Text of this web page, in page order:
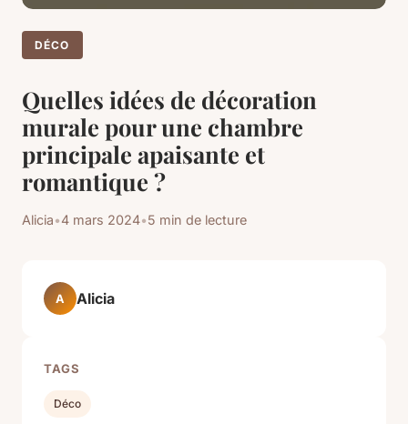
DÉCO
Quelles idées de décoration
murale pour une chambre
principale apaisante et
romantique ?
Alicia•4 mars 2024•5 min de lecture
A Alicia
TAGS
Déco